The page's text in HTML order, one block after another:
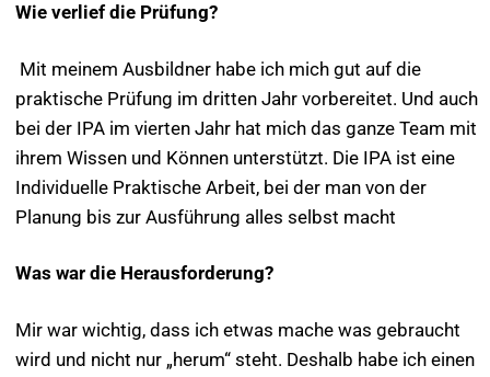
Wie verlief die Prüfung?
Mit meinem Ausbildner habe ich mich gut auf die
praktische Prüfung im dritten Jahr vorbereitet. Und auch
bei der IPA im vierten Jahr hat mich das ganze Team mit
ihrem Wissen und Können unterstützt. Die IPA ist eine
Individuelle Praktische Arbeit, bei der man von der
Planung bis zur Ausführung alles selbst macht
Was war die Herausforderung?
Mir war wichtig, dass ich etwas mache was gebraucht
wird und nicht nur „herum“ steht. Deshalb habe ich einen